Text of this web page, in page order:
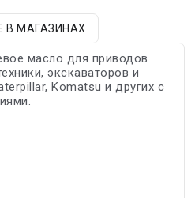
В МАГАЗИНАХ
масло для приводов
экскаваторов и
Komatsu и других с